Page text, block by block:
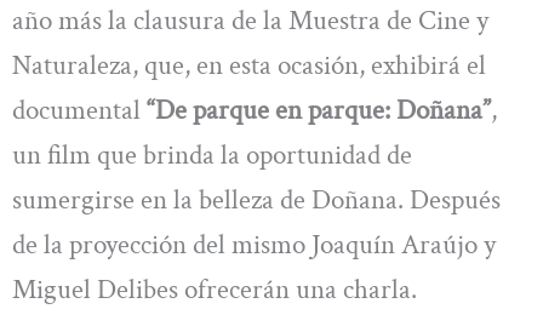
año más la clausura de la Muestra de Cine y
Naturaleza, que, en esta ocasión, exhibirá el
documental “De parque en parque: Doñana”,
un film que brinda la oportunidad de
sumergirse en la belleza de Doñana. Después
de la proyección del mismo Joaquín Araújo y
Miguel Delibes ofrecerán una charla.